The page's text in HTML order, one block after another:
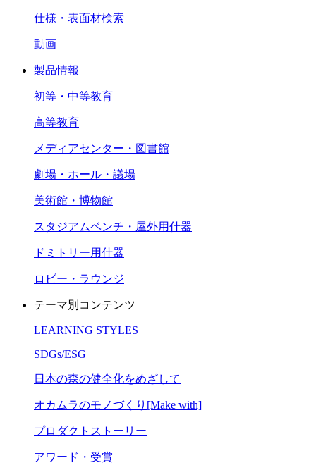
仕様・表面材検索
動画
製品情報
初等・中等教育
高等教育
メディアセンター・図書館
劇場・ホール・議場
美術館・博物館
スタジアムベンチ・屋外用什器
ドミトリー用什器
ロビー・ラウンジ
テーマ別コンテンツ
LEARNING STYLES
SDGs/ESG
日本の森の健全化をめざして
オカムラのモノづくり[Make with]
プロダクトストーリー
アワード・受賞